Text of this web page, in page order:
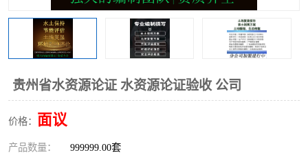
贵州省水资源论证 水资源论证验收 公司
价格： 面议
产品数量： 999999.00套